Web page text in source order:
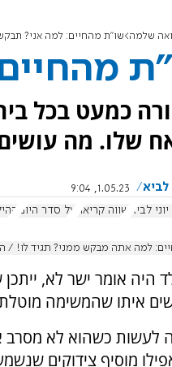
שלמה שו"ת מהחיים: למה אני?
כמעט בכל
שלו. מה
לביא
1.05.23, 9:04
לביא שווה קריאה על סדר היום
למה אתה מבקש ממני? תגיד לו! /
היה אומר ישר לא, ייתכן
איתו שהמשימה
לעשות כשהוא לא מסרב
מוסיף צידוקים